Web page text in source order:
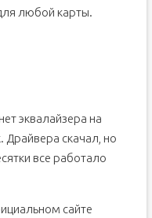
любой карты.
эквалайзера на
Драйвера скачал, но
все работало
сайте